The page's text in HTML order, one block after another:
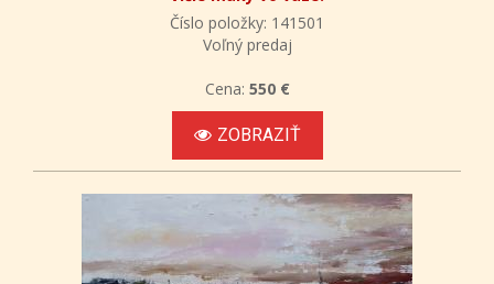
Číslo položky: 141501
Voľný predaj
Cena: 550 €
ZOBRAZIŤ